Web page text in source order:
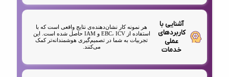
آشنایی با
کاربردهای
عملی
خدمات
هر نمونه کار نشان‌دهنده‌ی نتایج واقعی است که با
استفاده از EBC، ICV و IAM حاصل شده است. این
تجربیات به شما در تصمیم‌گیری هوشمندانه‌تر کمک
می‌کنند.